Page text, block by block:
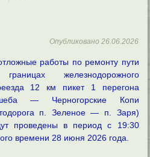
Опубликовано 26.06.2026
работы по ремонту пути
железнодорожного
12 км пикет 1 перегона
— Черногорские Копи
п. Зеленое — п. Заря)
проведены в период с 19:30
времени 28 июня 2026 года.